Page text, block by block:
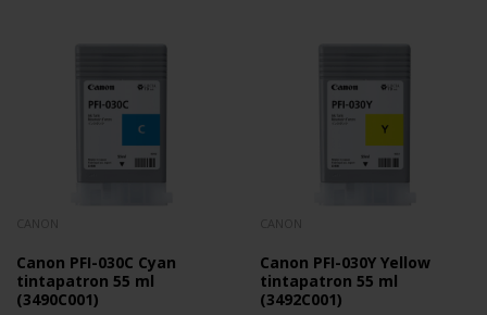
Canon PFI-030C Cyan
tintapatron 55 ml
(3490C001)
Canon PFI-030Y Yellow
tintapatron 55 ml
(3492C001)